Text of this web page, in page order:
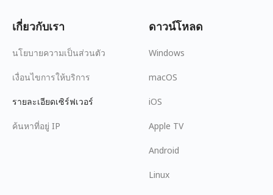
เกี่ยวกับเรา
นโยบายความเป็นส่วนตัว
เงื่อนไขการให้บริการ
รายละเอียดเซิร์ฟเวอร์
ค้นหาที่อยู่ IP
ดาวน์โหลด
Windows
macOS
iOS
Apple TV
Android
Linux